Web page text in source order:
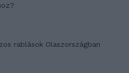
rablások Olaszországban